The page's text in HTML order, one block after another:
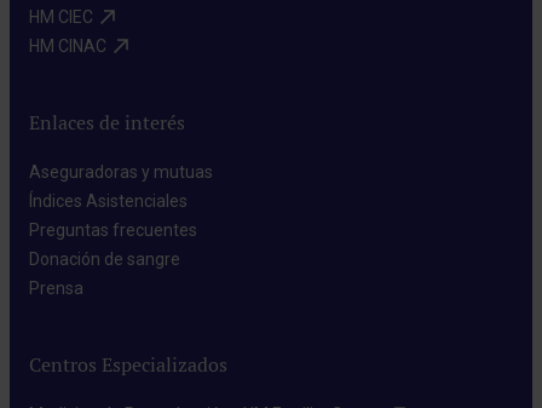
HM CIEC​
HM CINAC​
Enlaces de interés
Aseguradoras y mutuas​
Índices Asistenciales​
Preguntas frecuentes​
Donación de sangre​
Prensa​
Centros Especializados